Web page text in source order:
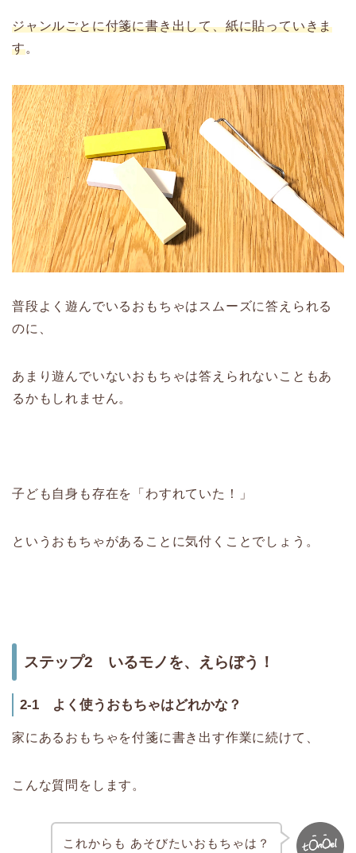
ジャンルごとに付箋に書き出して、紙に貼っていきま
す。
普段よく遊んでいるおもちゃはスムーズに答えられる
のに、
あまり遊んでいないおもちゃは答えられないこともあ
るかもしれません。
子ども自身も存在を「わすれていた！」
というおもちゃがあることに気付くことでしょう。
ステップ2 いるモノを、えらぼう！
2-1 よく使うおもちゃはどれかな？
家にあるおもちゃを付箋に書き出す作業に続けて、
こんな質問をします。
これからも あそびたいおもちゃは？